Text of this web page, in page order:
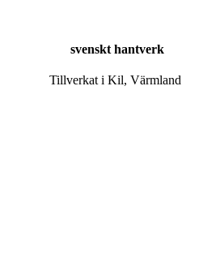
svenskt hantverk
Tillverkat i Kil, Värmland